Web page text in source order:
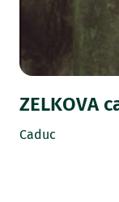
ZELKOVA
Caduc